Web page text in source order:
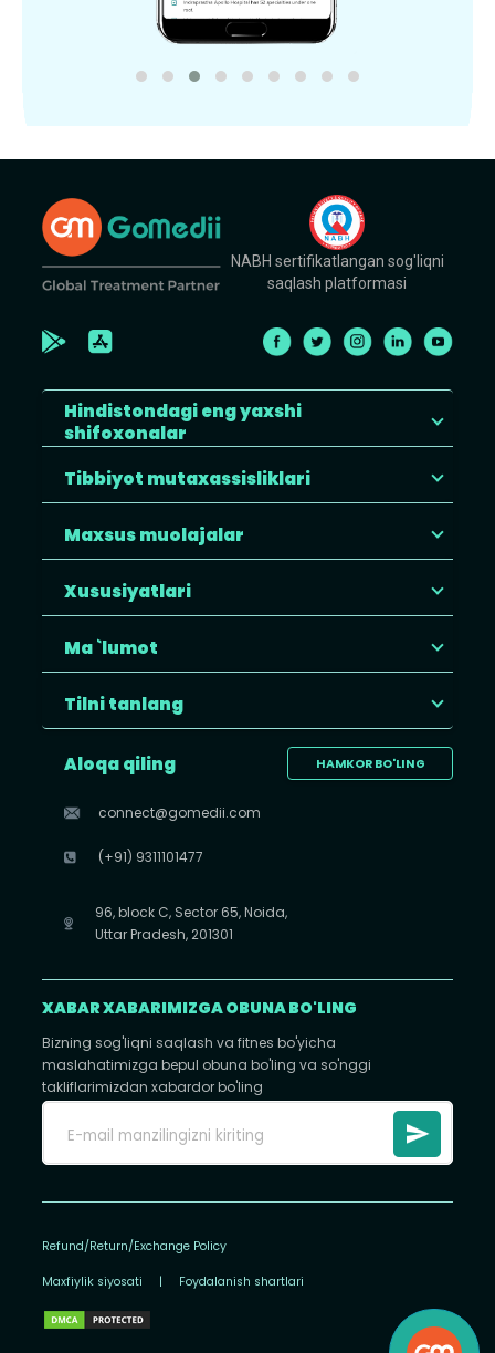
NABH sertifikatlangan sog'liqni
saqlash platformasi
Hindistondagi eng yaxshi
shifoxonalar
Tibbiyot mutaxassisliklari
Maxsus muolajalar
Xususiyatlari
Ma `lumot
Tilni tanlang
HAMKOR BO'LING
Aloqa qiling
connect@gomedii.com
(+91) 9311101477
96, block C, Sector 65, Noida,
Uttar Pradesh, 201301
XABAR XABARIMIZGA OBUNA BO'LING
Bizning sog'liqni saqlash va fitnes bo'yicha
maslahatimizga bepul obuna bo'ling va so'nggi
takliflarimizdan xabardor bo'ling
Refund/Return/Exchange Policy
Maxfiylik siyosati | Foydalanish shartlari